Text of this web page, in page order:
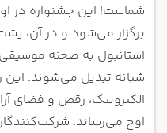
شماست! این جشنواره در
برگزار می‌شود و در آن،
استانبول به صحنه
شبانه تبدیل می‌شوند. این
الکترونیک، رقص و فضای
اوج می‌رساند.